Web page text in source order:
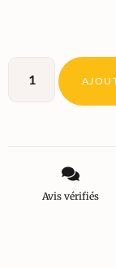
Avis vérifiés